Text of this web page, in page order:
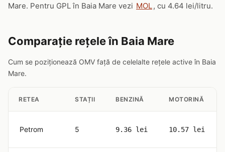
Mare. Pentru GPL în Baia Mare vezi MOL, cu 4.64 lei/litru.
Comparație rețele în Baia Mare
Cum se poziționează OMV față de celelalte rețele active în Baia
Mare.
RETEA STAȚII BENZINĂ MOTORINĂ
Petrom 5 9.36 lei 10.57 lei